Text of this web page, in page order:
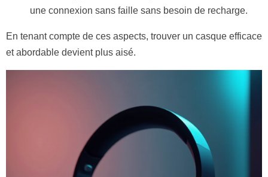
une connexion sans faille sans besoin de recharge.
En tenant compte de ces aspects, trouver un casque efficace
et abordable devient plus aisé.